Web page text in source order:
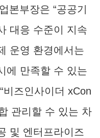
본부장은 “공공기
대응 수준이 지속
운영 환경에서는
에 만족할 수 있는
비즈인사이더 xCon
관리할 수 있는 차
및 엔터프라이즈